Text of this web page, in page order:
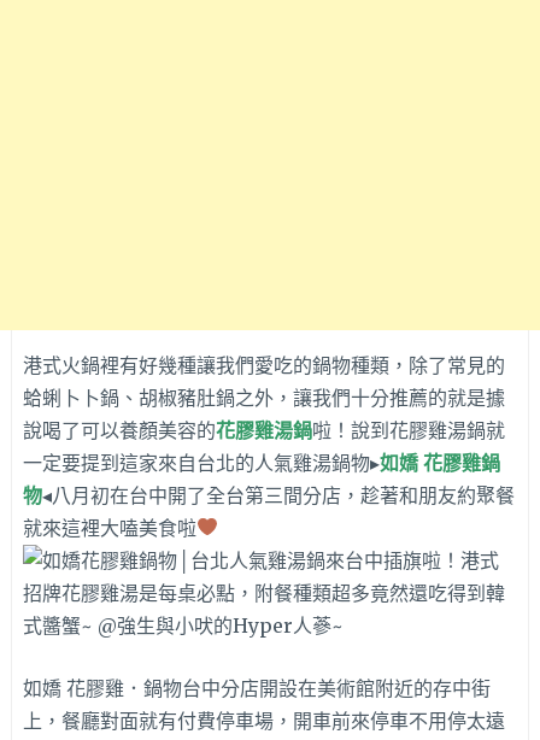
港式火鍋裡有好幾種讓我們愛吃的鍋物種類，除了常見的
蛤蜊卜卜鍋、胡椒豬肚鍋之外，讓我們十分推薦的就是據
說喝了可以養顏美容的花膠雞湯鍋啦！說到花膠雞湯鍋就
一定要提到這家來自台北的人氣雞湯鍋物▸如嬌 花膠雞鍋
物◂八月初在台中開了全台第三間分店，趁著和朋友約聚餐
就來這裡大嗑美食啦
如嬌 花膠雞．鍋物台中分店開設在美術館附近的存中街
上，餐廳對面就有付費停車場，開車前來停車不用停太遠